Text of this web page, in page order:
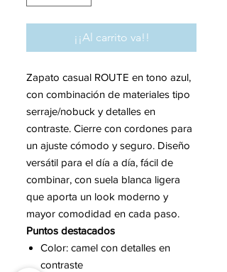
¡¡Al carrito va!!
Zapato casual ROUTE en tono azul,
con combinación de materiales tipo
serraje/nobuck y detalles en
contraste. Cierre con cordones para
un ajuste cómodo y seguro. Diseño
versátil para el día a día, fácil de
combinar, con suela blanca ligera
que aporta un look moderno y
mayor comodidad en cada paso.
Puntos destacados
Color: camel con detalles en
contraste